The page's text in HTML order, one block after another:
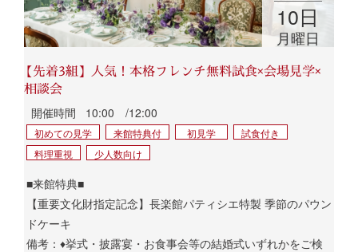
10日
月曜日
【先着3組】人気！本格フレンチ無料試食×会場見学×
相談会
開催時間 10:00 /12:00
初めての見学 来館特典付 初見学
試食付き
料理重視
少人数向け
■来館特典■
【重要文化財指定記念】長楽館パティシエ特製 季節のパウン
ドケーキ
備考：♦挙式・披露宴・お食事会等の結婚式いずれかをご検